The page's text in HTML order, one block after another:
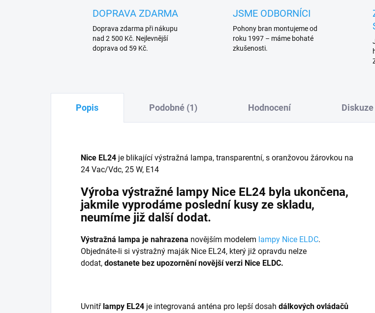
DOPRAVA ZDARMA
Doprava zdarma při nákupu
nad 2 500 Kč. Nejlevnější
doprava od 59 Kč.
JSME ODBORNÍCI
Pohony bran montujeme od
roku 1997 – máme bohaté
zkušenosti.
Popis Podobné (1) Hodnocení Diskuze
Nice EL24 je blikající výstražná lampa, transparentní, s oranžovou žárovkou na
24 Vac/Vdc, 25 W, E14
Výroba výstražné lampy Nice EL24 byla ukončena,
jakmile vyprodáme poslední kusy ze skladu,
neumíme již další dodat.
Výstražná lampa je nahrazena novějším modelem lampy Nice ELDC.
Objednáte-li si výstražný maják Nice EL24, který již opravdu nelze
dodat, dostanete bez upozornění novější verzi Nice ELDC.
Uvnitř lampy EL24 je integrovaná anténa pro lepší dosah dálkových ovládačů